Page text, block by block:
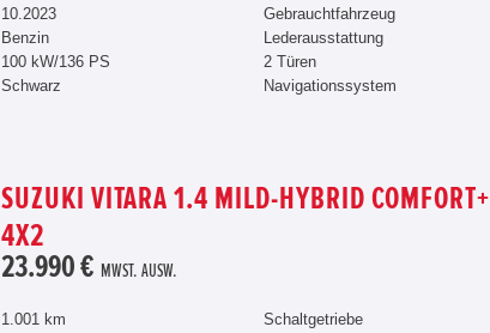
10.2023
Benzin
100 kW/136 PS
Schwarz
Gebrauchtfahrzeug
Lederausstattung
2 Türen
Navigationssystem
SUZUKI VITARA 1.4 MILD-HYBRID COMFORT+
4X2
23.990 € MWST. AUSW.
1.001 km
Schaltgetriebe